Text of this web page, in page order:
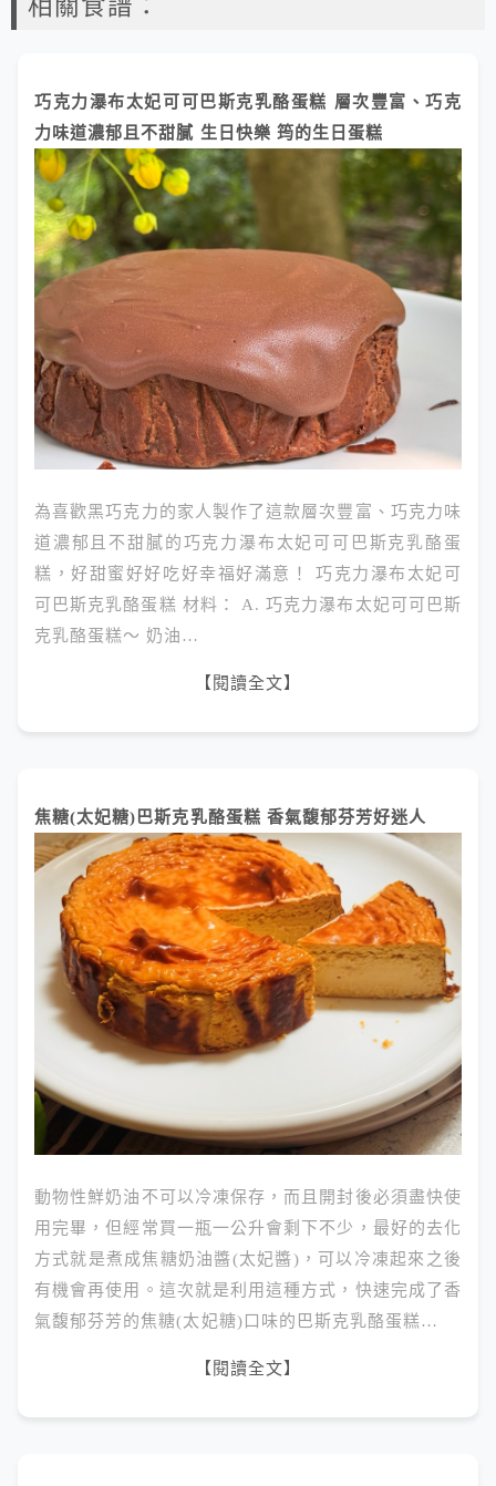
相關食譜：
巧克力瀑布太妃可可巴斯克乳酪蛋糕 層次豐富、巧克
力味道濃郁且不甜膩 生日快樂 筠的生日蛋糕
為喜歡黑巧克力的家人製作了這款層次豐富、巧克力味
道濃郁且不甜膩的巧克力瀑布太妃可可巴斯克乳酪蛋
糕，好甜蜜好好吃好幸福好滿意！ 巧克力瀑布太妃可
可巴斯克乳酪蛋糕 材料： A. 巧克力瀑布太妃可可巴斯
克乳酪蛋糕～ 奶油…
【閱讀全文】
焦糖(太妃糖)巴斯克乳酪蛋糕 香氣馥郁芬芳好迷人
動物性鮮奶油不可以冷凍保存，而且開封後必須盡快使
用完畢，但經常買一瓶一公升會剩下不少，最好的去化
方式就是煮成焦糖奶油醬(太妃醬)，可以冷凍起來之後
有機會再使用。這次就是利用這種方式，快速完成了香
氣馥郁芬芳的焦糖(太妃糖)口味的巴斯克乳酪蛋糕…
【閱讀全文】